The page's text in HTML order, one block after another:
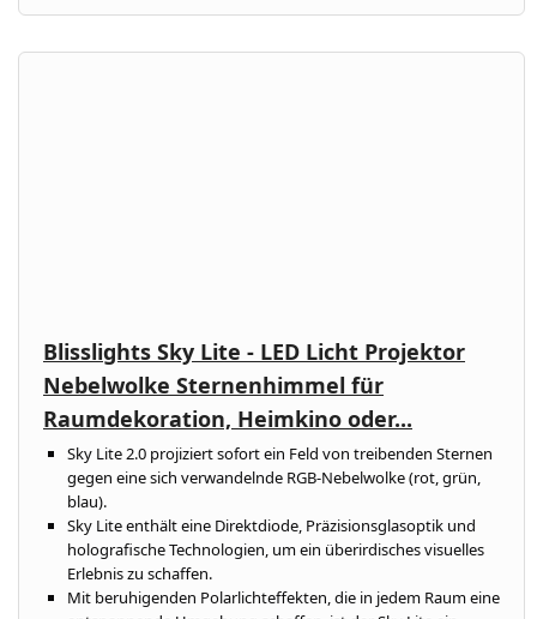
Blisslights Sky Lite - LED Licht Projektor
Nebelwolke Sternenhimmel für
Raumdekoration, Heimkino oder...
Sky Lite 2.0 projiziert sofort ein Feld von treibenden Sternen
gegen eine sich verwandelnde RGB-Nebelwolke (rot, grün,
blau).
Sky Lite enthält eine Direktdiode, Präzisionsglasoptik und
holografische Technologien, um ein überirdisches visuelles
Erlebnis zu schaffen.
Mit beruhigenden Polarlichteffekten, die in jedem Raum eine